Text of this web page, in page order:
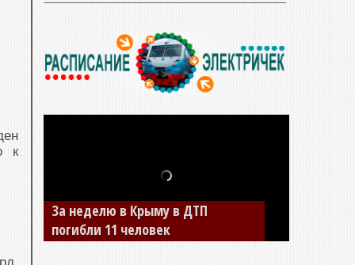
к
За неделю в Крыму в ДТП
погибли 11 человек